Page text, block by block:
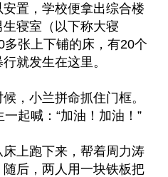
置，学校便拿出综合楼
寝室（以下称大寝
张上下铺的床，有20个
就发生在这里。
，小兰拼命抓住门框。
起喊：“加油！加油！”
上跑下来，帮着周力涛
后，两人用一块铁板把